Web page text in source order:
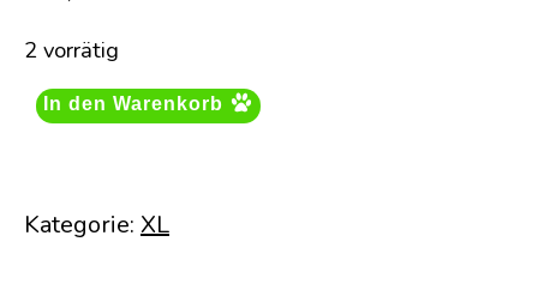
2 vorrätig
In den Warenkorb
Kategorie: XL